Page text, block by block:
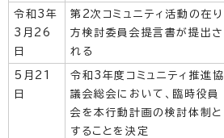
令和3年
3月26
日
第2次コミュニティ活動の在り
方検討委員会提言書が提出さ
れる
5月21
日
令和3年度コミュニティ推進協
議会総会において、臨時役員
会を本行動計画の検討体制と
することを決定